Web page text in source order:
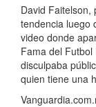
David Faitelson,
tendencia luego
video donde
Fama del
disculpaba
quien tiene una